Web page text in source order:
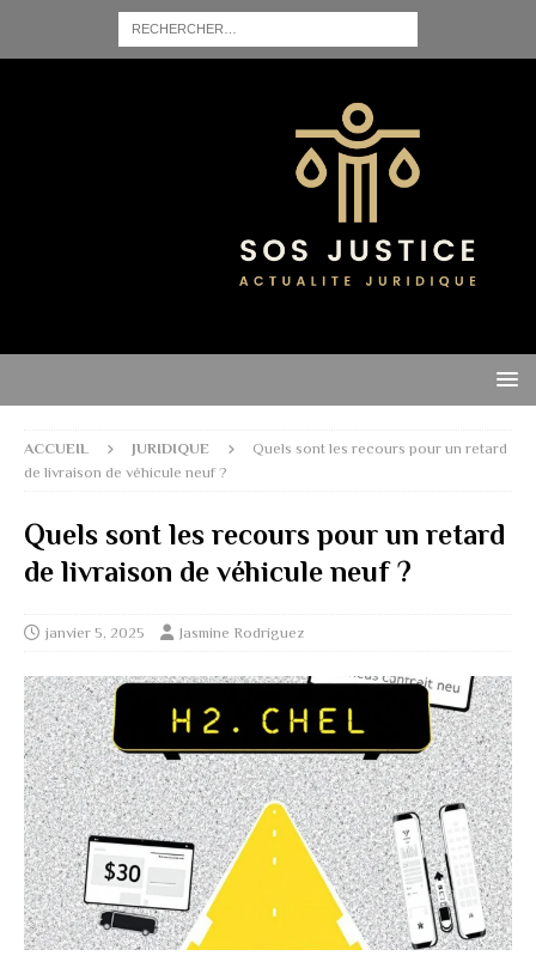
ACCUEIL JURIDIQUE
Quels sont les recours pour un retard
de livraison de véhicule neuf ?
Quels sont les recours pour un retard
de livraison de véhicule neuf ?
janvier 5, 2025 Jasmine Rodriguez